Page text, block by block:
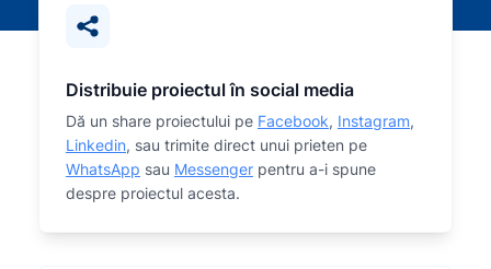
Distribuie proiectul în social media
Dă un share proiectului pe Facebook, Instagram,
Linkedin, sau trimite direct unui prieten pe
WhatsApp sau Messenger pentru a-i spune
despre proiectul acesta.